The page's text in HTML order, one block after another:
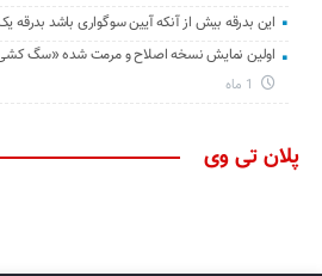
این بدرقه بیش از آنکه آیین سوگواری باشد بدرقه
اولین نمایش نسخه اصلاح و مرمت شده «سگ کشی»
پلان تی وی